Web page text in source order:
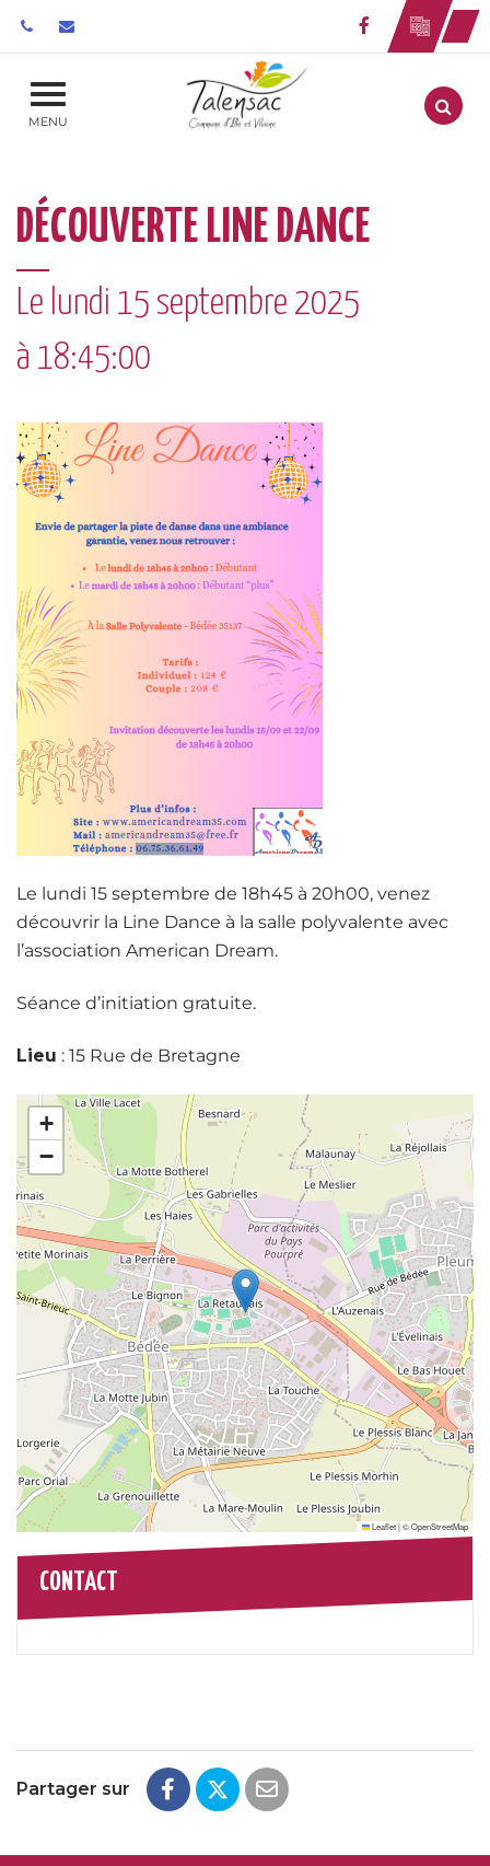
Lien vers le
MENU Aller
DÉCOUVERTE LINE DANCE
Le lundi 15 septembre 2025
à 18:45:00
Le lundi 15 septembre de 18h45 à 20h00, venez
découvrir la Line Dance à la salle polyvalente avec
l’association American Dream.
Séance d’initiation gratuite.
Lieu : 15 Rue de Bretagne
+
−
Leaflet|©OpenStreetMap
CONTACT
Partager sur